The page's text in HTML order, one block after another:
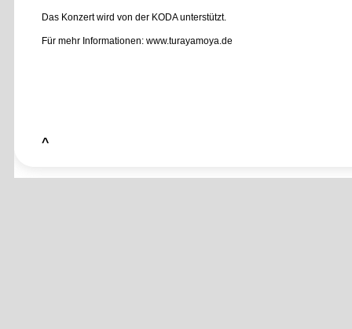
Das Konzert wird von der KODA unterstützt.
Für mehr Informationen: www.turayamoya.de
^